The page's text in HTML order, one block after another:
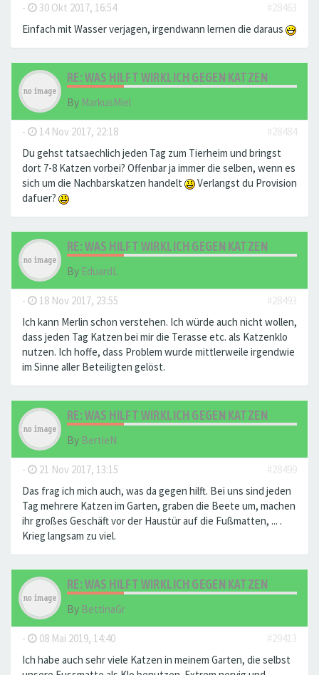
- 30 Okt 2017, 16:54
#28463
Einfach mit Wasser verjagen, irgendwann lernen die daraus
RE: WAS HILFT WIRKLICH GEGEN KATZEN
By MarkusMiel
- 14 Nov 2017, 22:18
#28484
Du gehst tatsaechlich jeden Tag zum Tierheim und bringst
dort 7-8 Katzen vorbei? Offenbar ja immer die selben, wenn es
sich um die Nachbarskatzen handelt
Verlangst du Provision
dafuer?
RE: WAS HILFT WIRKLICH GEGEN KATZEN
By EduardL
- 18 Nov 2017, 23:55
#28493
Ich kann Merlin schon verstehen. Ich würde auch nicht wollen,
dass jeden Tag Katzen bei mir die Terasse etc. als Katzenklo
nutzen. Ich hoffe, dass Problem wurde mittlerweile irgendwie
im Sinne aller Beteiligten gelöst.
RE: WAS HILFT WIRKLICH GEGEN KATZEN
By BertieN
- 21 Nov 2017, 13:15
#28499
Das frag ich mich auch, was da gegen hilft. Bei uns sind jeden
Tag mehrere Katzen im Garten, graben die Beete um, machen
ihr großes Geschäft vor der Haustür auf die Fußmatten, ... .
Krieg langsam zu viel.
RE: WAS HILFT WIRKLICH GEGEN KATZEN
By BettinaGr
- 08 Mai 2019, 14:40
#29413
Ich habe auch sehr viele Katzen in meinem Garten, die selbst